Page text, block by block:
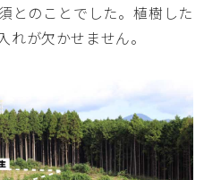
とのことでした。植樹した
が欠かせません。